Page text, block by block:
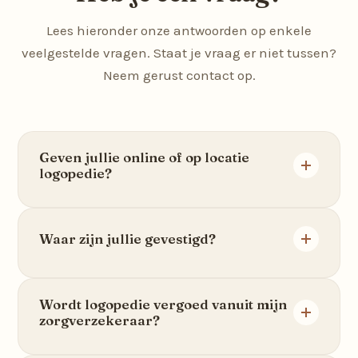
Lees hieronder onze antwoorden op enkele
veelgestelde vragen. Staat je vraag er niet tussen?
Neem gerust contact op.
Geven jullie online of op locatie
logopedie?
Ook is afwisseling hierin mogelijk. Neem
Waar zijn jullie gevestigd?
Rotterdam Charlois, Rotterdam Katendrecht,
Strijen en Spijkenisse, afhankelijk van de dag.
Wordt logopedie vergoed vanuit mijn
zorgverzekeraar?